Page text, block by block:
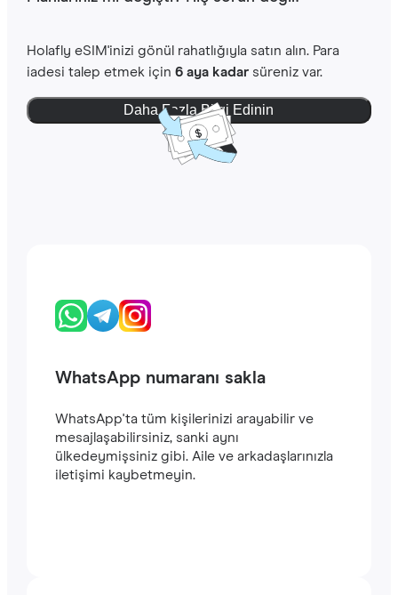
Holafly eSIM'inizi gönül rahatlığıyla satın alın. Para
iadesi talep etmek için 6 aya kadarsüreniz var.
Daha Fazla Bilgi Edinin
WhatsApp numaranı sakla
WhatsApp'ta tüm kişilerinizi arayabilir ve
mesajlaşabilirsiniz, sanki aynı
ülkedeymişsiniz gibi. Aile ve arkadaşlarınızla
iletişimi kaybetmeyin.